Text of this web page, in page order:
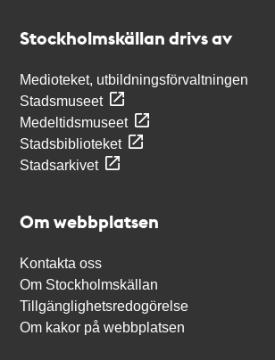
Stockholmskällan drivs av
Medioteket, utbildningsförvaltningen
Stadsmuseet
Medeltidsmuseet
Stadsbiblioteket
Stadsarkivet
Om webbplatsen
Kontakta oss
Om Stockholmskällan
Tillgänglighetsredogörelse
Om kakor på webbplatsen